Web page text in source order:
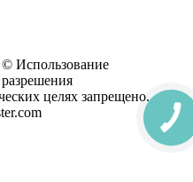
Использование
целях запрещено.